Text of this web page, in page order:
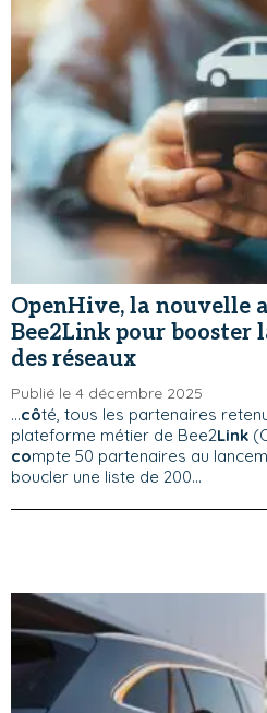
OpenHive, la nouvelle
Bee2Link pour booster
des réseaux
Publié le 4 décembre 2025
...côté, tous les partenaires
plateforme métier de Bee2Link
compte 50 partenaires au
boucler une liste de 200...